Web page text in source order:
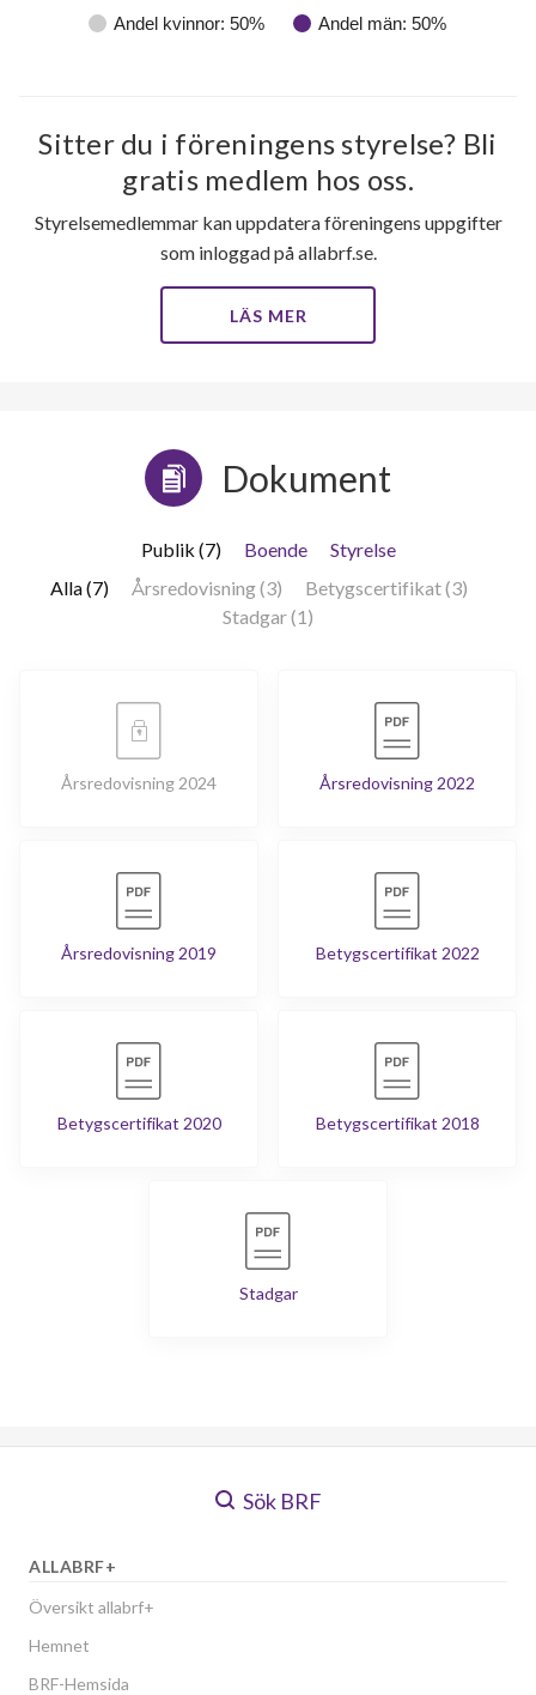
Andel kvinnor: 50% Andel män: 50%
Sitter du i föreningens styrelse? Bli
gratis medlem hos oss.
Styrelsemedlemmar kan uppdatera föreningens uppgifter
som inloggad på allabrf.se.
LÄS MER
Dokument
Publik (7) Boende
Styrelse
Alla (7)
Årsredovisning (3)
Betygscertifikat (3)
Stadgar (1)
Årsredovisning 2024 Årsredovisning 2022
Årsredovisning 2019 Betygscertifikat 2022
Betygscertifikat 2020 Betygscertifikat 2018
Stadgar
Sök BRF
ALLABRF+
Översikt allabrf+
Hemnet
BRF-Hemsida